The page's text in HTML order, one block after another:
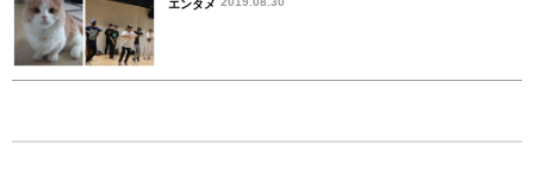
エンタメ